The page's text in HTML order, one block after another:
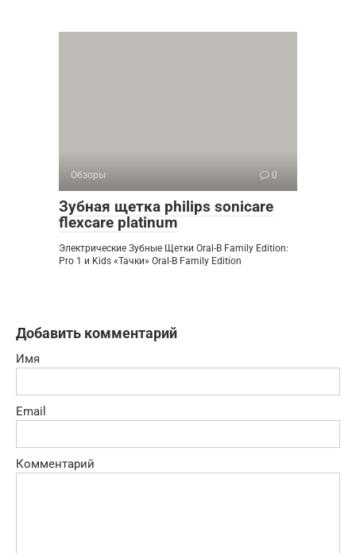
Обзоры 0
Зубная щетка philips sonicare
flexcare platinum
Электрические Зубные Щетки Oral-B Family Edition:
Pro 1 и Kids «Тачки» Oral-B Family Edition
Добавить комментарий
Имя
Email
Комментарий